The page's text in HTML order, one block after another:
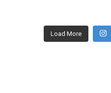
Load More